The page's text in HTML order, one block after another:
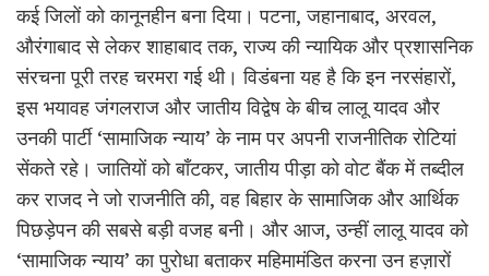
कई जिलों को कानूनहीन बना दिया। पटना, जहानाबाद, अरवल,
औरंगाबाद से लेकर शाहाबाद तक, राज्य की न्यायिक और प्रशासनिक
संरचना पूरी तरह चरमरा गई थी। विडंबना यह है कि इन नरसंहारों,
इस भयावह जंगलराज और जातीय विद्वेष के बीच लालू यादव और
उनकी पार्टी ‘सामाजिक न्याय’ के नाम पर अपनी राजनीतिक रोटियां
सेंकते रहे। जातियों को बाँटकर, जातीय पीड़ा को वोट बैंक में तब्दील
कर राजद ने जो राजनीति की, वह बिहार के सामाजिक और आर्थिक
पिछड़ेपन की सबसे बड़ी वजह बनी। और आज, उन्हीं लालू यादव को
‘सामाजिक न्याय’ का पुरोधा बताकर महिमामंडित करना उन हज़ारों